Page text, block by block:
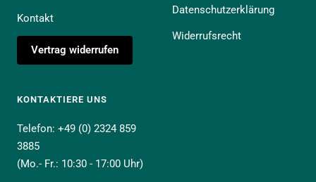
Kontakt
Vertrag widerrufen
Datenschutzerklärung
Widerrufsrecht
KONTAKTIERE UNS
Telefon: +49 (0) 2324 859
3885
(Mo.- Fr.: 10:30 - 17:00 Uhr)